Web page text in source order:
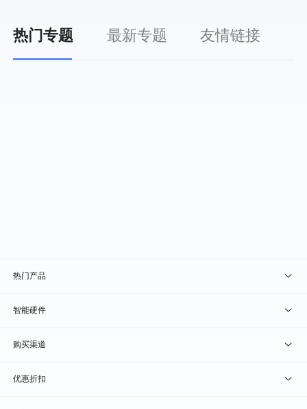
热门专题 最新专题 友情链接
热门产品
贝锐向日葵 · 远程控制
贝锐蒲公英 · 异地组网
贝锐花生壳 · 动态域名
智能硬件
贝锐向日葵硬件
贝锐蒲公英硬件
购买渠道
天猫旗舰店
优惠折扣